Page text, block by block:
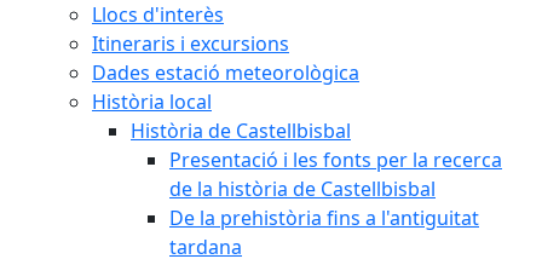
Llocs d'interès
Itineraris i excursions
Dades estació meteorològica
Història local
Història de Castellbisbal
Presentació i les fonts per la recerca
de la història de Castellbisbal
De la prehistòria fins a l'antiguitat
tardana